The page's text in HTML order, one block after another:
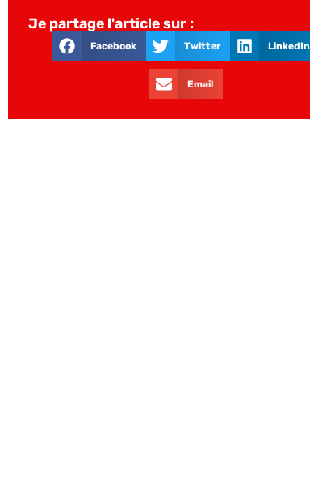
Je partage l'article sur :
Facebook Twitter LinkedIn
Email